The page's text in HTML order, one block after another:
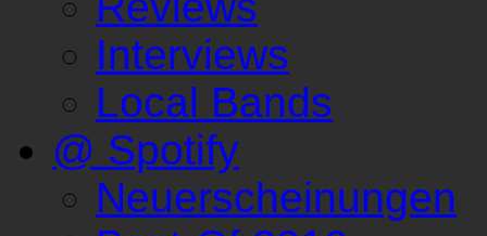
Interviews
Local Bands
@ Spotify
Neuerscheinungen